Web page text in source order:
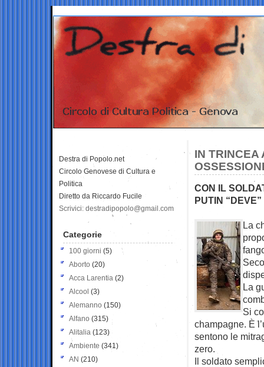
IN TRINCEA
CON IL
PUTIN
La
La
Si
champagne. È
sentono le
zero.
Il soldato
Destra di Popolo.net
Circolo Genovese di Cultura e
Politica
Diretto da Riccardo Fucile
Scrivici: destradipopolo@gmail.com
Categorie
100 giorni (5)
Aborto (20)
Acca Larentia (2)
Alcool (3)
Alemanno (150)
Alfano (315)
Alitalia (123)
Ambiente (341)
AN (210)